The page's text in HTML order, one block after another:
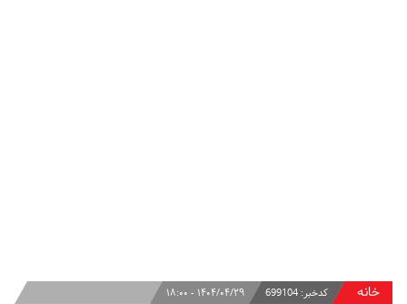
خانه کدخبر: 699104 ۱۴۰۴/۰۴/۲۹ - ۱۸:۰۰